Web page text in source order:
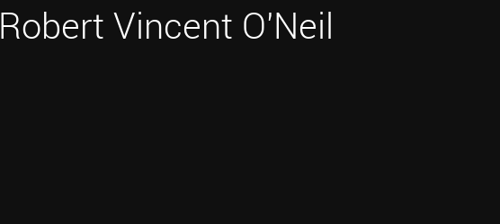
Robert Vincent O'Neil